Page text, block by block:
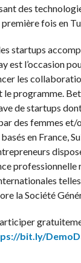
des
fois en
startups
est l’occasion
les
le programme.
de startups
des femmes et/
en France,
professionnelle
la Société
bit.ly/